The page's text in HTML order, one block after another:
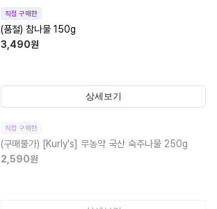
직접 구매한
(품절) 참나물 150g
3,490원
상세보기
직접 구매한
(구매불가) [Kurly's] 무농약 국산 숙주나물 250g
2,590원